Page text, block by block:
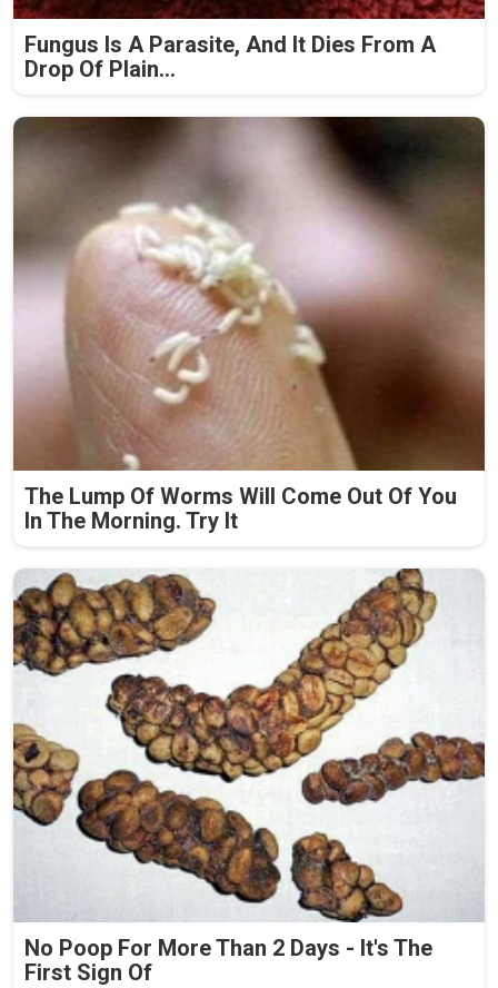
Fungus Is A Parasite, And It Dies From A
Drop Of Plain...
The Lump Of Worms Will Come Out Of You
In The Morning. Try It
No Poop For More Than 2 Days - It's The
First Sign Of